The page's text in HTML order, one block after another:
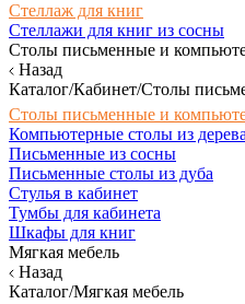
Стеллаж для книг
Стеллажи для книг из сосны
Столы письменные и
Назад
Каталог/Кабинет/Столы
Столы письменные и
Компьютерные столы из дерева
Письменные из сосны
Письменные столы из дуба
Стулья в кабинет
Тумбы для кабинета
Шкафы для книг
Мягкая мебель
Назад
Каталог/Мягкая мебель